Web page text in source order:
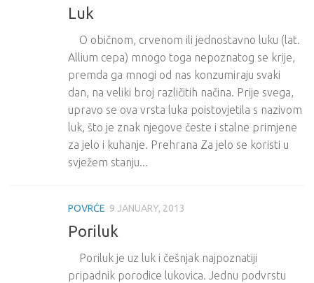
Luk
O običnom, crvenom ili jednostavno luku (lat.
Allium cepa) mnogo toga nepoznatog se krije,
premda ga mnogi od nas konzumiraju svaki
dan, na veliki broj različitih načina. Prije svega,
upravo se ova vrsta luka poistovjetila s nazivom
luk, što je znak njegove česte i stalne primjene
za jelo i kuhanje. Prehrana Za jelo se koristi u
svježem stanju...
POVRĆE 9 JANUARY, 2013
Poriluk
Poriluk je uz luk i češnjak najpoznatiji
pripadnik porodice lukovica. Jednu podvrstu